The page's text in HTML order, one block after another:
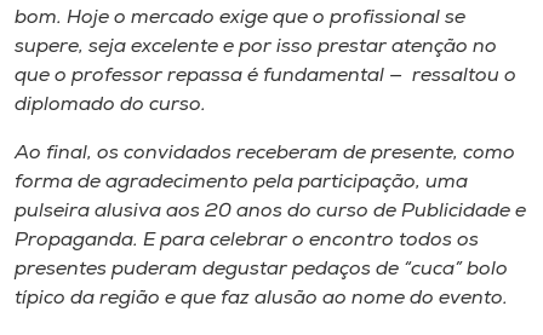
bom. Hoje o mercado exige que o profissional se
supere, seja excelente e por isso prestar atenção no
que o professor repassa é fundamental — ressaltou o
diplomado do curso.
Ao final, os convidados receberam de presente, como
forma de agradecimento pela participação, uma
pulseira alusiva aos 20 anos do curso de Publicidade e
Propaganda. E para celebrar o encontro todos os
presentes puderam degustar pedaços de “cuca” bolo
típico da região e que faz alusão ao nome do evento.